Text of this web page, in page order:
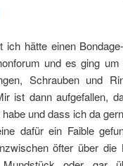
ich hätte einen
und es ging
Schrauben und
ist dann aufgefallen,
und dass ich da
dafür ein Faible
öfter über